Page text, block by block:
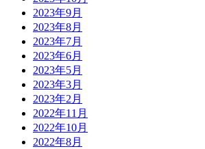
2023年9月
2023年8月
2023年7月
2023年6月
2023年5月
2023年3月
2023年2月
2022年11月
2022年10月
2022年8月